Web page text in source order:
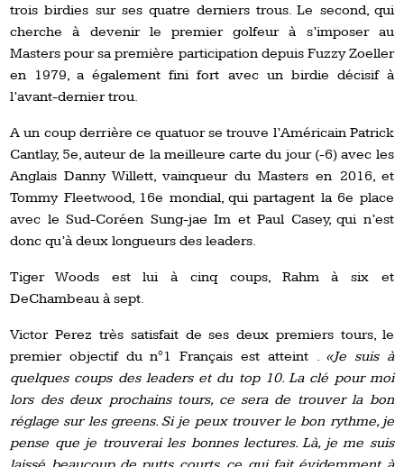
trois birdies sur ses quatre derniers trous. Le second, qui
cherche à devenir le premier golfeur à s’imposer au
Masters pour sa première participation depuis Fuzzy Zoeller
en 1979, a également fini fort avec un birdie décisif à
l’avant-dernier trou.
A un coup derrière ce quatuor se trouve l’Américain Patrick
Cantlay, 5e, auteur de la meilleure carte du jour (-6) avec les
Anglais Danny Willett, vainqueur du Masters en 2016, et
Tommy Fleetwood, 16e mondial, qui partagent la 6e place
avec le Sud-Coréen Sung-jae Im et Paul Casey, qui n’est
donc qu’à deux longueurs des leaders.
Tiger Woods est lui à cinq coups, Rahm à six et
DeChambeau à sept.
Victor Perez très satisfait de ses deux premiers tours, le
premier objectif du n°1 Français est atteint . «Je suis à
quelques coups des leaders et du top 10. La clé pour moi
lors des deux prochains tours, ce sera de trouver la bon
réglage sur les greens. Si je peux trouver le bon rythme, je
pense que je trouverai les bonnes lectures. Là, je me suis